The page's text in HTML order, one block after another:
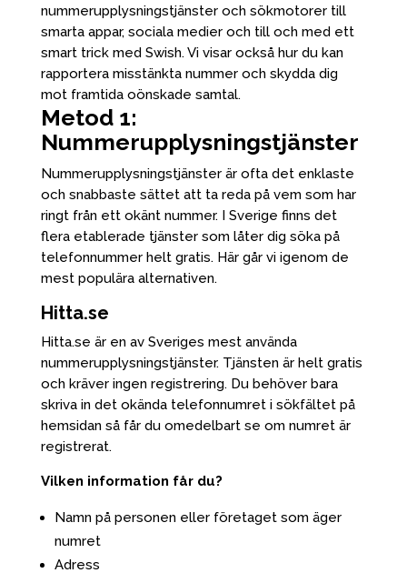
nummerupplysningstjänster och sökmotorer till
smarta appar, sociala medier och till och med ett
smart trick med Swish. Vi visar också hur du kan
rapportera misstänkta nummer och skydda dig
mot framtida oönskade samtal.
Metod 1:
Nummerupplysningstjänster
Nummerupplysningstjänster är ofta det enklaste
och snabbaste sättet att ta reda på vem som har
ringt från ett okänt nummer. I Sverige finns det
flera etablerade tjänster som låter dig söka på
telefonnummer helt gratis. Här går vi igenom de
mest populära alternativen.
Hitta.se
Hitta.se är en av Sveriges mest använda
nummerupplysningstjänster. Tjänsten är helt gratis
och kräver ingen registrering. Du behöver bara
skriva in det okända telefonnumret i sökfältet på
hemsidan så får du omedelbart se om numret är
registrerat.
Vilken information får du?
Namn på personen eller företaget som äger
numret
Adress